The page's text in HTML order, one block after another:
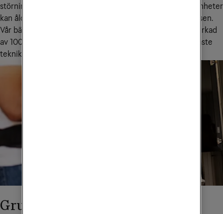
störningar från andra nätverk och antalet uppkopplade enheter
kan ålder och kvalitet på utrustningen försämra upplevelsen.
Vår bästa router - WiFi Hub C4 - har ett skal som är tillverkad
av 100% återvunnen plast samt är utrustad med den senaste
tekniken som dubbla frekvensband och WiFi 6.
Gruppavtal för fastighetsägare